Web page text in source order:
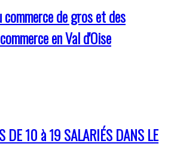
de gros et des
en Val d'Oise
DE 10 à 19 SALARIÉS DANS LE